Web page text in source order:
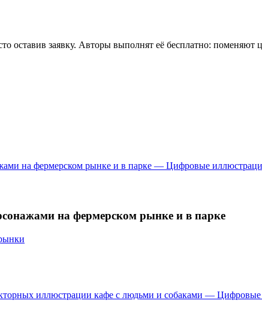
оставив заявку. Авторы выполнят её бесплатно: поменяют
на фермерском рынке и в парке